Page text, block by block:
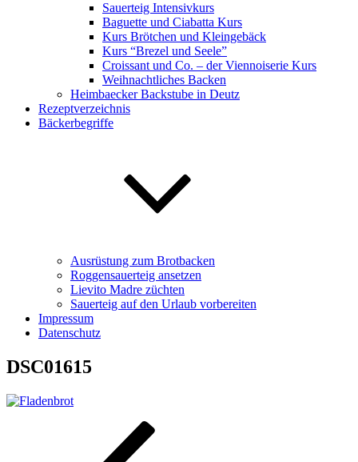
Sauerteig Intensivkurs
Baguette und Ciabatta Kurs
Kurs Brötchen und Kleingebäck
Kurs “Brezel und Seele”
Croissant und Co. – der Viennoiserie Kurs
Weihnachtliches Backen
Heimbaecker Backstube in Deutz
Rezeptverzeichnis
Bäckerbegriffe
Ausrüstung zum Brotbacken
Roggensauerteig ansetzen
Lievito Madre züchten
Sauerteig auf den Urlaub vorbereiten
Impressum
Datenschutz
DSC01615
Beitragsnavigation